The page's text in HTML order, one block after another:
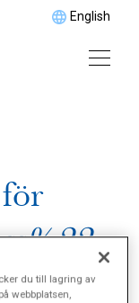
English
du till lagring av
webbplatsen,